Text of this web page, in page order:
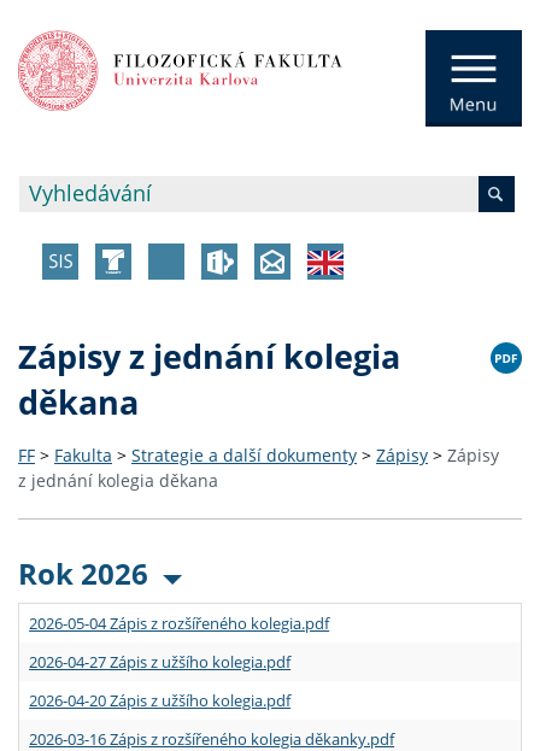
Zápisy z jednání kolegia
děkana
FF > Fakulta > Strategie a další dokumenty > Zápisy > Zápisy
z jednání kolegia děkana
Rok 2026
2026-05-04 Zápis z rozšířeného kolegia.pdf
2026-04-27 Zápis z užšího kolegia.pdf
2026-04-20 Zápis z užšího kolegia.pdf
2026-03-16 Zápis z rozšířeného kolegia děkanky.pdf